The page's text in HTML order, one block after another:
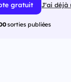
gratuit J'ai déjà
sorties publiées